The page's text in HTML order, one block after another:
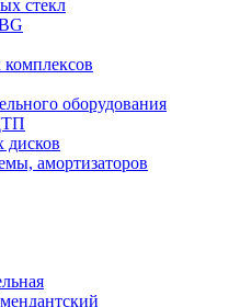
стекл
оборудования
дисков
амортизаторов